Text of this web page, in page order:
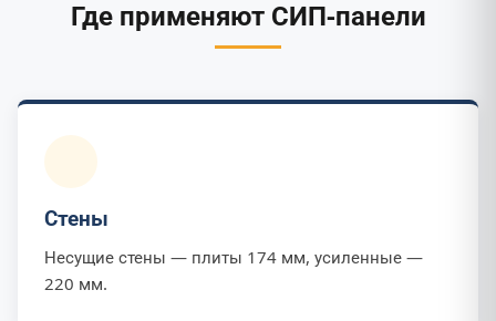
Где применяют СИП-панели
Стены
Несущие стены — плиты 174 мм, усиленные —
220 мм.